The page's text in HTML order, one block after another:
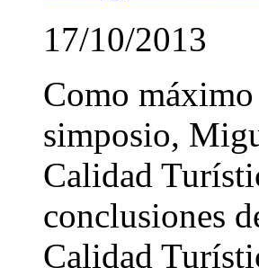
17/10/2013
Como
simposio,
Calidad
conclusiones
Calidad